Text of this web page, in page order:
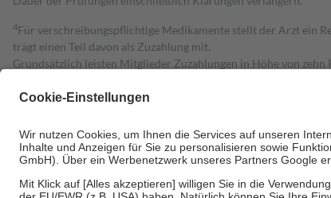
4Für verschreibungspflichtige Medikamente stellt der Arzt ein
trägt einen Teil davon als Zuzahlung mit.
Grundsätzlich leisten Mitglieder Zuzahlungen in Höhe von zehn
Diese Regeln gelten grundsätzlich auch für Online-Apotheken.
Um das Engagement der Versicherten für ihre eigene
• Kindern und Jugendlichen bis zum vollendeten 18.
• Untersuchungen zur Vorsorge und Früherkennung, die von
• empfohlenen Schutzimpfungen